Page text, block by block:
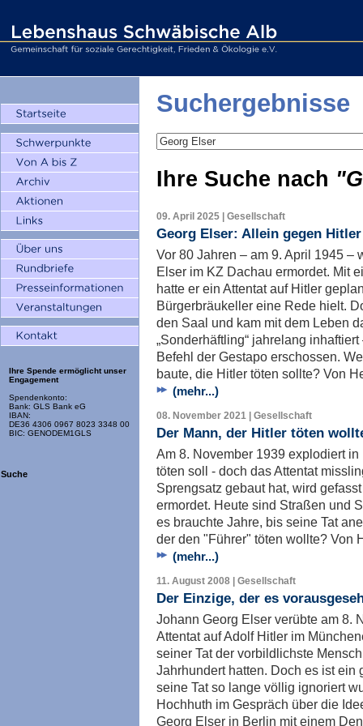
Ihre Spende ermöglicht unser
Engagement
Spendenkonto:
Bank: GLS Bank eG
IBAN:
DE36 4306 0967 8023 3348 00
BIC: GENODEM1GLS
Suche
Suchergebnisse
Ihre Suche nach
09. April 2025 | Gesellschaft
Georg Elser: Allein gegen Hitler
Vor 80 Jahren – am 9. April 1945 –
Elser im KZ Dachau ermordet. Mit
hatte er ein Attentat auf Hitler
Bürgerbräukeller eine Rede hielt.
den Saal und kam mit dem Leben
„Sonderhäftling“ jahrelang
Befehl der Gestapo erschossen.
baute, die Hitler töten sollte? Von
(mehr...)
08. November 2021 | Gesellschaft
Der Mann, der Hitler töten
Am 8. November 1939 explodiert
töten soll - doch das Attentat
Sprengsatz gebaut hat, wird
ermordet. Heute sind Straßen und
es brauchte Jahre, bis seine Tat
der den "Führer" töten wollte? Von
(mehr...)
11. August 2008 | Gesellschaft
Der Einzige, der es
Johann Georg Elser verübte am 8.
Attentat auf Adolf Hitler im
seiner Tat der vorbildlichste
Jahrhundert hatten. Doch es ist
seine Tat so lange völlig ignoriert
Hochhuth im Gespräch über die
Georg Elser in Berlin mit einem